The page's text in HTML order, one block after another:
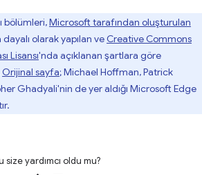
bölümleri,Microsoft tarafından oluşturulan
olarak yapılan ve Creative Commons
Lisansı'nda açıklanan şartlara göre
Orijinal sayfa; Michael Hoffman, Patrick
Ghadyali'nin de yer aldığı Microsoft Edge
size yardımcı oldu mu?